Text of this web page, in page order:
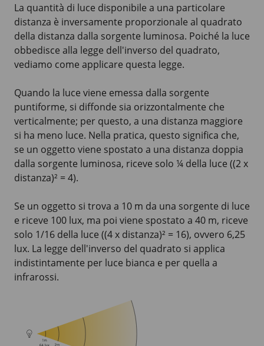
La quantità di luce disponibile a una particolare
distanza è inversamente proporzionale al quadrato
della distanza dalla sorgente luminosa. Poiché la luce
obbedisce alla legge dell'inverso del quadrato,
vediamo come applicare questa legge.
Quando la luce viene emessa dalla sorgente
puntiforme, si diffonde sia orizzontalmente che
verticalmente; per questo, a una distanza maggiore
si ha meno luce. Nella pratica, questo significa che,
se un oggetto viene spostato a una distanza doppia
dalla sorgente luminosa, riceve solo ¼ della luce ((2 x
distanza)² = 4).
Se un oggetto si trova a 10 m da una sorgente di luce
e riceve 100 lux, ma poi viene spostato a 40 m, riceve
solo 1/16 della luce ((4 x distanza)² = 16), ovvero 6,25
lux. La legge dell'inverso del quadrato si applica
indistintamente per luce bianca e per quella a
infrarossi.